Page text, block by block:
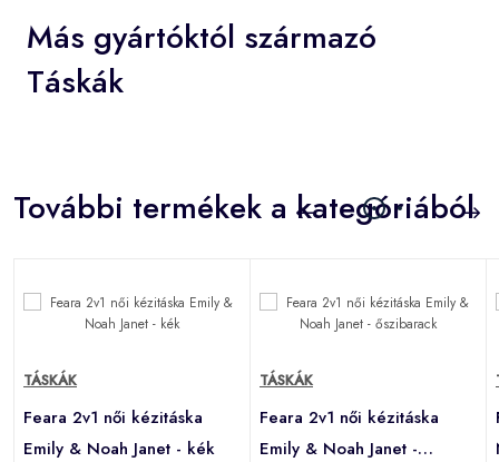
Más gyártóktól származó
Táskák
További termékek a kategóriából
TÁSKÁK
Feara 2v1 női kézitáska
Emily & Noah Janet - kék
TÁSKÁK
Feara 2v1 női kézitáska
Emily & Noah Janet -